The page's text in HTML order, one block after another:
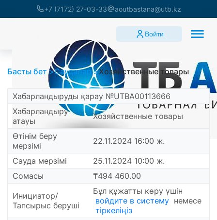
+7 (7172) 27-03-33 aoutbastana@utb.kz
Войти
Басты бет Саудалар Хозяйственные товары
Хабарландыруды қарау №UTBA00113666
Хабарландыру
атауы
Хозяйственные товары
Өтінім беру
мерзімі
22.11.2024 16:00 ж.
Сауда мерзімі
25.11.2024 10:00 ж.
Сомасы
₸494 460.00
Инициатор/
Тапсырыс беруші
Бұл құжатты көру үшін
войдите в систему немесе
тіркеліңіз